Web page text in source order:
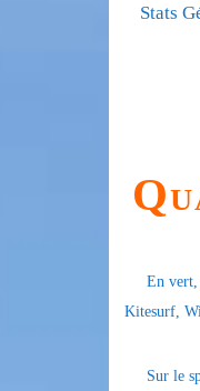
Stats
En
Kitesurf,
Sur le